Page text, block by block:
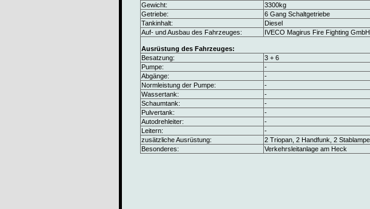
Gewicht:
3300kg
Getriebe:
6 Gang Schaltgetriebe
Tankinhalt:
Diesel
Auf- und Ausbau des Fahrzeuges:
IVECO Magirus Fire Fighting
Ausrüstung des Fahrzeuges:
Besatzung:
3 + 6
Pumpe:
-
Abgänge:
-
Normleistung der Pumpe:
-
Wassertank:
-
Schaumtank:
-
Pulvertank:
-
Autodrehleiter:
-
Leitern:
-
zusätzliche Ausrüstung:
2 Triopan, 2 Handfunk, 2
Besonderes:
Verkehrsleitanlage am Heck